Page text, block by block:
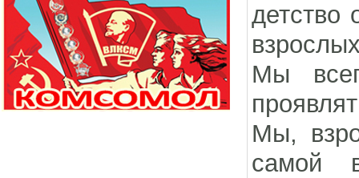
детство
Мы
Мы,
самой